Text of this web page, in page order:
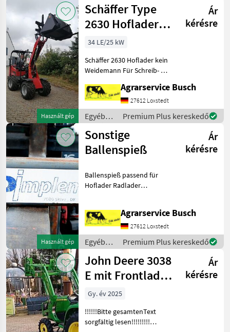
Használt gép
Schäffer Type
2630 Hoflader
Modell 2630
Hofschl
Ár
kérésre
34 LE/25 kW
Schäffer 2630 Hoflader kein
Weidemann Für Schreib- &
grundsätzlich keine Haftung
Übernommen Bitte vor
Anfrage Text sorgfältig
lesen!
Agrarservice Busch
27612 Loxstedt
Egyéb
mezőgazdasági
erőgépek
/
Schäffer
Premium Plus kereskedő
Használt gép
Sonstige
Ballenspieß
Ár
kérésre
Ballenspieß passend für
Hoflader Radlader
Neuwertig Egyéb
mezőgazdasági erőgépek
Majorsági rakodó
Agrarservice Busch
27612 Loxstedt
Egyéb
mezőgazdasági
erőgépek
/
Sonstige
Premium Plus kereskedő
John Deere 3038
E mit Frontlader
300 E
Ackerschlepper
38 PS
Ár
kérésre
Gy. év 2025
!!!!!!Bitte gesamtenText
sorgfältig lesen!!!!!!!!!